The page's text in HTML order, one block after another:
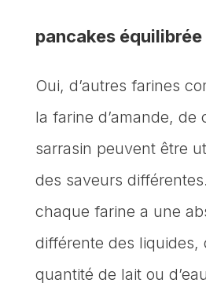
pancakes équilibrée
Oui, d’autres farines
la farine d’amande, de
sarrasin peuvent être
des saveurs
chaque farine a une
différente des liquides,
quantité de lait ou